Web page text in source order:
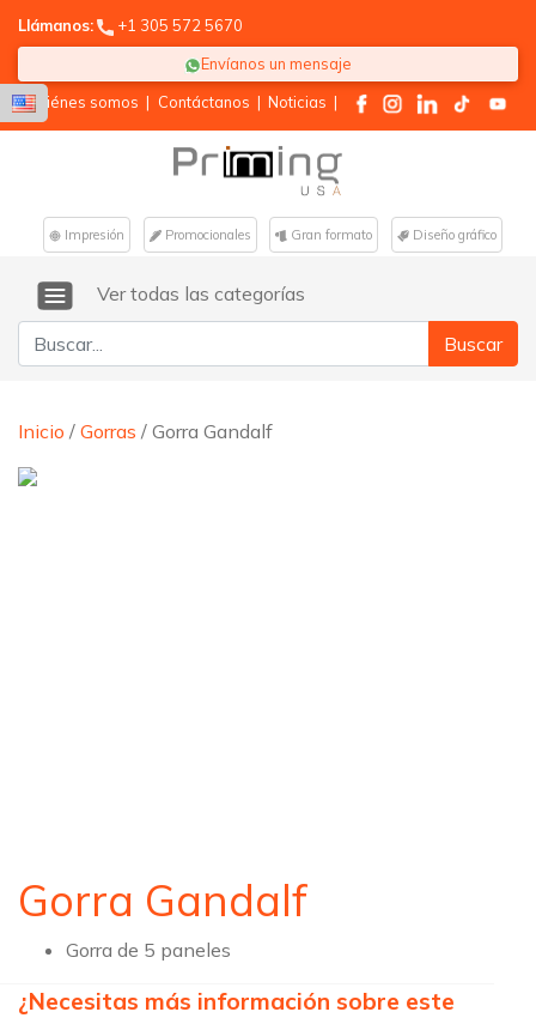
Llámanos:
+1 305 572 5670
Envíanos un mensaje
Quiénes somos | Contáctanos | Noticias |
Impresión Promocionales Gran formato Diseño gráfico
Ver todas las categorías
Buscar:
Inicio / Gorras / Gorra Gandalf
Gorra Gandalf
Gorra de 5 paneles
¿Necesitas más información sobre este